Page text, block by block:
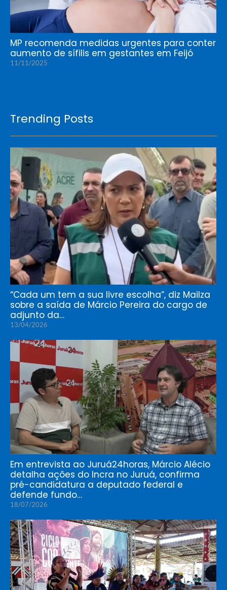
MP recomenda medidas urgentes para conter
aumento de sífilis em gestantes em Feijó
11/11/2025
Trending Posts
“Cada um tem a sua livre escolha”, diz Mailza
sobre a saída de Márcio Pereira do cargo de
adjunto da…
13/04/2026
Em entrevista ao Juruá24horas, Márcio Alécio
detalha ações do Incra no Juruá, confirma
pré-candidatura a deputado federal e
defende fundo…
18/07/2026